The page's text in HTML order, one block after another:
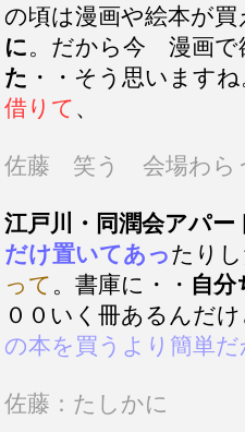
の頃は漫画や絵本が
に。だから今 漫画で
た ・・そう思います
借りて 、
佐藤 笑う 会場わら
江戸川・同潤会アパ
だけ置いてあったり
って 。書庫に・・ 自分
００いく冊あるんだ
の本を買うより簡単
佐藤：たしかに